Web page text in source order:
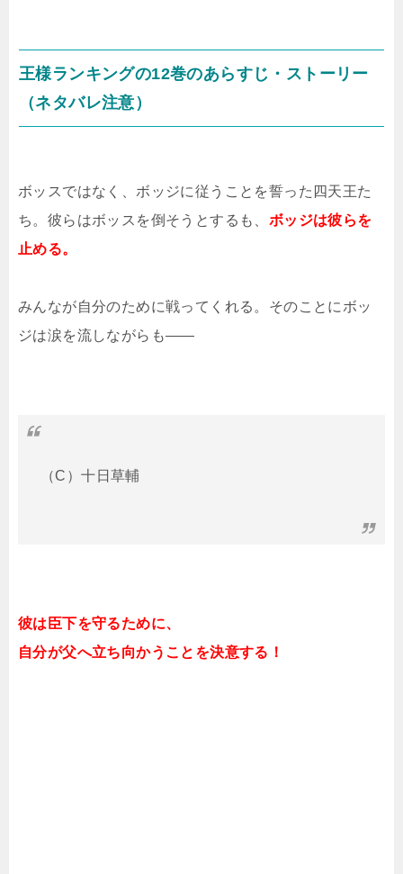
王様ランキングの12巻のあらすじ・ストーリー
（ネタバレ注意）
ボッスではなく、ボッジに従うことを誓った四天王た
ち。彼らはボッスを倒そうとするも、 ボッジは彼らを
止める。
みんなが自分のために戦ってくれる。そのことにボッ
ジは涙を流しながらも――
（C）十日草輔
彼は臣下を守るために、
自分が父へ立ち向かうことを決意する！